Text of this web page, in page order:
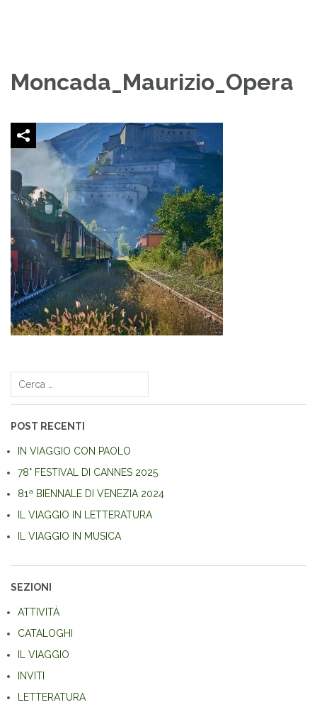
Moncada_Maurizio_Opera
articoli
Ricerca
POST RECENTI
IN VIAGGIO CON PAOLO
78° FESTIVAL DI CANNES 2025
81ª BIENNALE DI VENEZIA 2024
IL VIAGGIO IN LETTERATURA
IL VIAGGIO IN MUSICA
SEZIONI
ATTIVITÀ
CATALOGHI
IL VIAGGIO
INVITI
LETTERATURA